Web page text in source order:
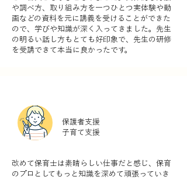
や調べ方、取り組み方を一つひとつ実体験や動
画などの資料を元に講義を受けることができた
ので、学びや知識が深く入ってきました。先生
の明るい話し方もとても好印象で、先生の研修
を受講できて本当に良かったです。
保護者支援
子育て支援
改めて保育士は素晴らしい仕事だと感じ、保育
のプロとしてもっと知識を深めて頑張っていき